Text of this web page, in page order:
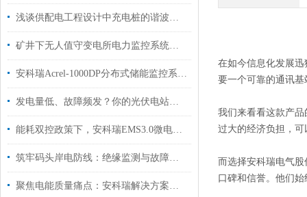
浅谈供配电工程设计中充电桩的谐波治理
矿井下无人值守变电所电力监控系统的探讨与产品选型
安科瑞Acrel-1000DP分布式储能监控系统在浙江嘉兴储能项目中的应用
发电量低、故障频发？你的光伏电站需要这个智能管家-分布式光伏运维云平台
能耗双控政策下，安科瑞EMS3.0微电网智慧能源管理平台如何助力企业高效用能
筑牢码头岸电防线：绝缘监测与故障定位如何保障电力安全？
聚焦电能质量痛点：安科瑞解决方案如何实现 “治未病” 与 “解已忧”？
在如今信息化发展
要一个可靠的通讯
我们来看看这款产
过大的经济负担，
而选择安科瑞电气
口碑和信誉。他们